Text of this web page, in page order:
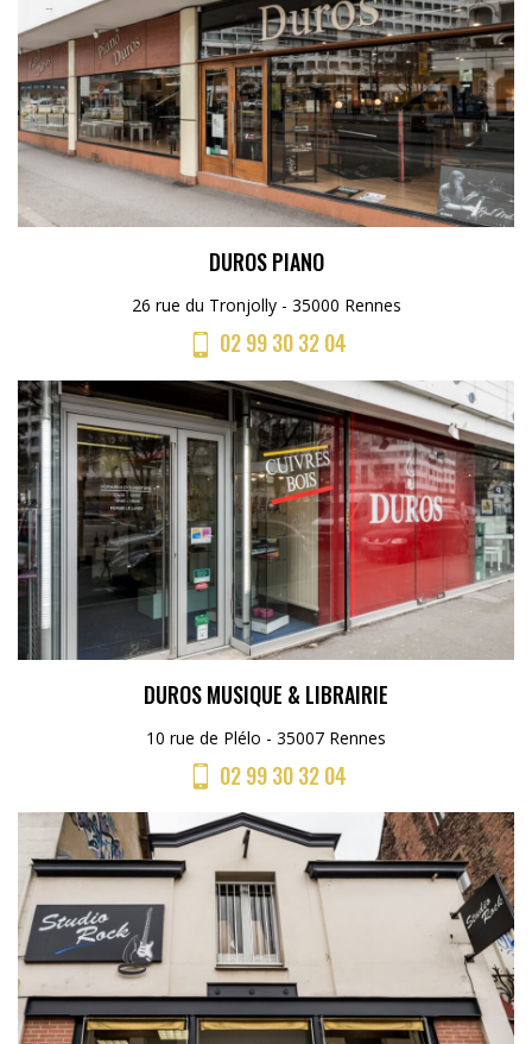
DUROS PIANO
26 rue du Tronjolly - 35000 Rennes
02 99 30 32 04
DUROS MUSIQUE & LIBRAIRIE
10 rue de Plélo - 35007 Rennes
02 99 30 32 04